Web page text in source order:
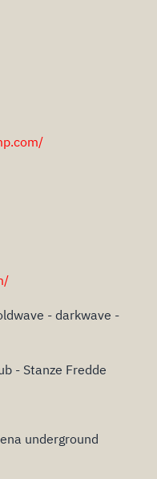
- darkwave -
- Stanze Fredde
underground